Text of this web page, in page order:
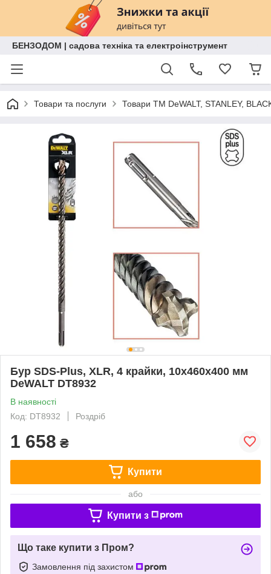
БЕНЗОДОМ | садова техніка та електроінструмент
Товари та послуги Товари ТМ DeWALT, STANLEY,
Бур SDS-Plus, XLR, 4 крайки, 10x460x400 мм
DeWALT DT8932
В наявності
Код: DT8932
Роздріб
1 658 ₴
Купити
або
Купити з
Що таке купити з Пром?
Замовлення під захистом